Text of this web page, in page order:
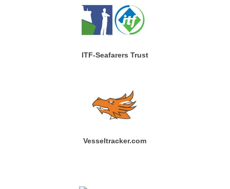
ITF-Seafarers Trust
Vesseltracker.com